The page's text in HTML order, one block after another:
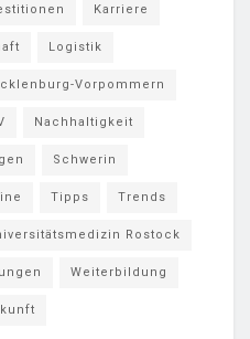
Karriere
Logistik
Vorpommern
Nachhaltigkeit
Schwerin
Tipps Trends
Rostock
Weiterbildung